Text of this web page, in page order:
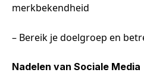
merkbekendheid
– Bereik je doelgroep en
Nadelen van Sociale Media